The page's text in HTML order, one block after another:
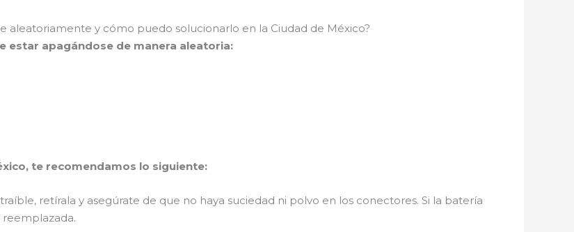
aleatoriamente y cómo puedo solucionarlo en la Ciudad de México?
estar apagándose de manera aleatoria:
te recomendamos lo siguiente:
retírala y asegúrate de que no haya suciedad ni polvo en los conectores. Si la batería
reemplazada.